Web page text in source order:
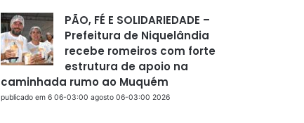
PÃO, FÉ E SOLIDARIEDADE –
Prefeitura de Niquelândia
recebe romeiros com forte
estrutura de apoio na
caminhada rumo ao Muquém
publicado em 6 06-03:00 agosto 06-03:00 2026